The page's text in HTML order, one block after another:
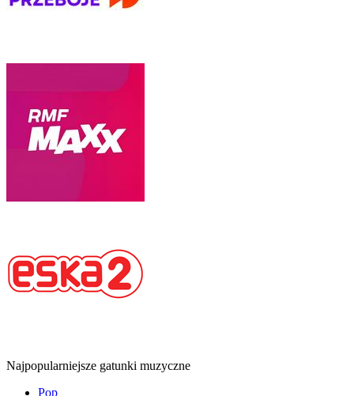
Najpopularniejsze gatunki muzyczne
Pop